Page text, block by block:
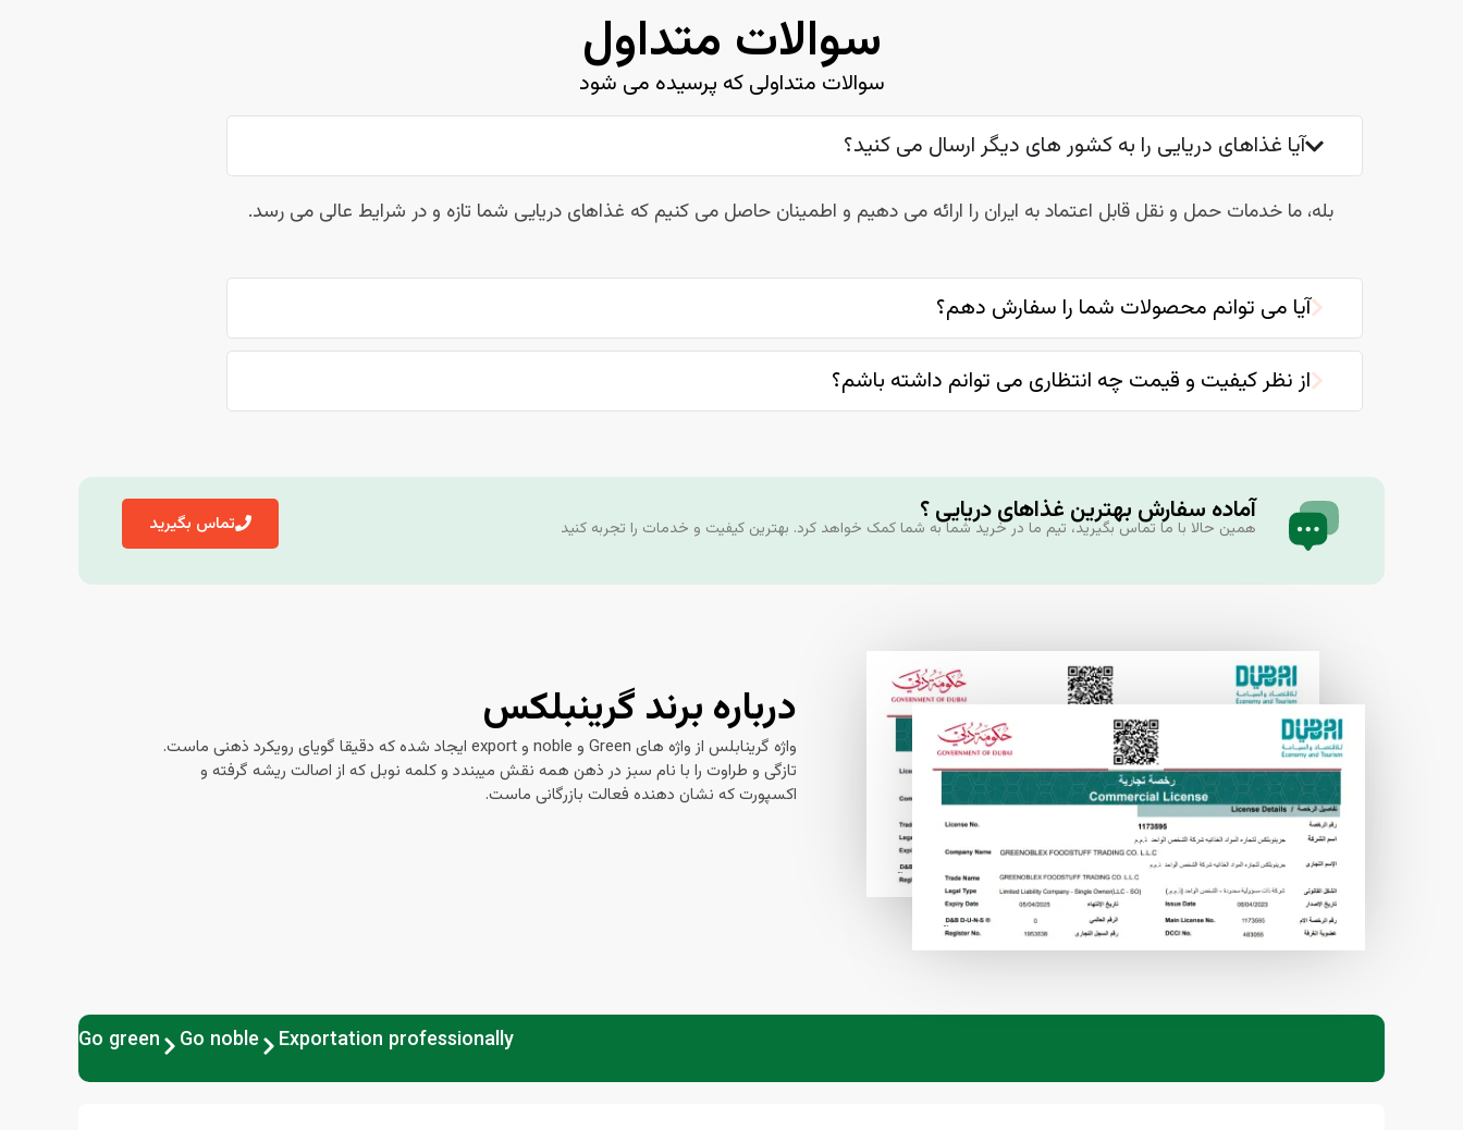
سوالات متداول
سوالات متداولی که پرسیده می شود
آیا غذاهای دریایی را به کشور های دیگر ارسال می کنید؟
بله، ما خدمات حمل و نقل قابل اعتماد به ایران را ارائه می دهیم و اطمینان حاصل می کنیم که غذاهای دریایی شما تازه و در شرایط عالی می رسد.
آیا می توانم محصولات شما را سفارش دهم؟
از نظر کیفیت و قیمت چه انتظاری می توانم داشته باشم؟
آماده سفارش بهترین غذاهای دریایی ؟
همین حالا با ما تماس بگیرید، تیم ما در خرید شما به شما کمک خواهد کرد. بهترین کیفیت و خدمات را تجربه کنید تماس بگیرید
درباره برند گرینبلکس
واژه گرینابلس از واژه های Green و noble و export ایجاد شده که دقیقا گویای رویکرد ذهنی ماست.
تازگی و طراوت را با نام سبز در ذهن همه نقش میبندد و کلمه نوبل که از اصالت ریشه گرفته و
اکسپورت که نشان دهنده فعالت بازرگانی ماست.
Go green Go noble Exportation professionally